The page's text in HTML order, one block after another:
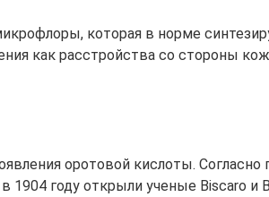
которая в норме
как расстройства со стороны
оротовой кислоты. Согласно
году открыли ученые Biscaro и